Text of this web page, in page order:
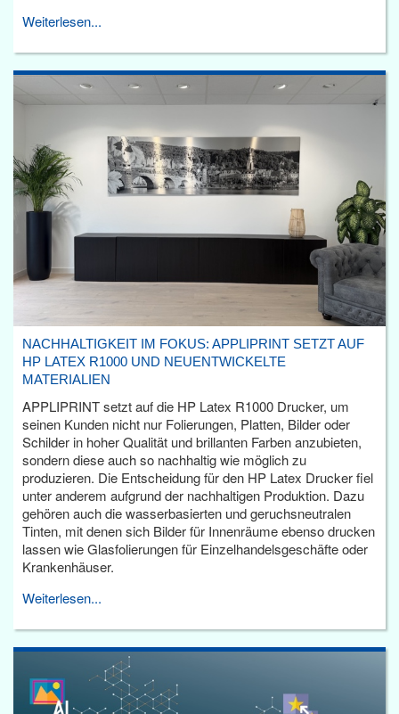
Weiterlesen...
NACHHALTIGKEIT IM FOKUS: APPLIPRINT SETZT AUF
HP LATEX R1000 UND NEUENTWICKELTE
MATERIALIEN
APPLIPRINT setzt auf die HP Latex R1000 Drucker, um
seinen Kunden nicht nur Folierungen, Platten, Bilder oder
Schilder in hoher Qualität und brillanten Farben anzubieten,
sondern diese auch so nachhaltig wie möglich zu
produzieren. Die Entscheidung für den HP Latex Drucker fiel
unter anderem aufgrund der nachhaltigen Produktion. Dazu
gehören auch die wasserbasierten und geruchsneutralen
Tinten, mit denen sich Bilder für Innenräume ebenso drucken
lassen wie Glasfolierungen für Einzelhandelsgeschäfte oder
Krankenhäuser.
Weiterlesen...